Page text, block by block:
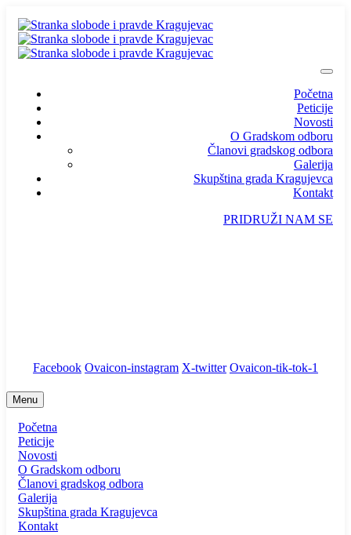
Početna
Peticije
Novosti
O Gradskom odboru
Članovi gradskog odbora
Galerija
Skupština grada Kragujevca
Kontakt
PRIDRUŽI NAM SE
Facebook Ovaicon-instagram X-twitter Ovaicon-tik-tok-1
Menu
Početna
Peticije
Novosti
O Gradskom odboru
Članovi gradskog odbora
Galerija
Skupština grada Kragujevca
Kontakt